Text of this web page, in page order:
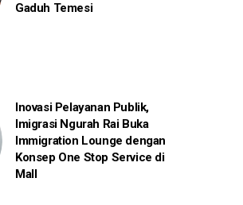
Gaduh Temesi
Inovasi Pelayanan Publik,
Imigrasi Ngurah Rai Buka
Immigration Lounge dengan
Konsep One Stop Service di
Mall